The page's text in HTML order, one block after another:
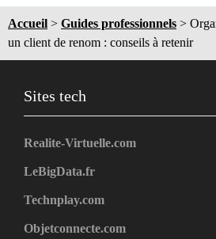
Accueil > Guides professionnels >
un client de renom : conseils à retenir
Sites tech
Realite-Virtuelle.com
LeBigData.fr
Technplay.com
Objetconnecte.com